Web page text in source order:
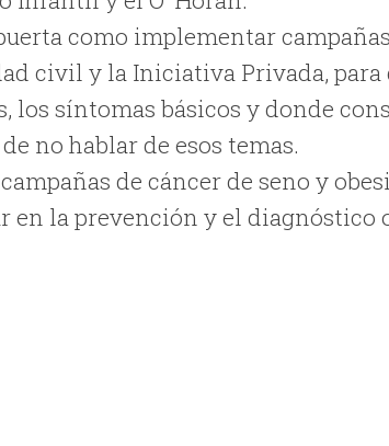
como implementar
civil y la Iniciativa Privada, para
los síntomas básicos y donde
no hablar de esos temas.
de cáncer de seno y
en la prevención y el diagnóstico